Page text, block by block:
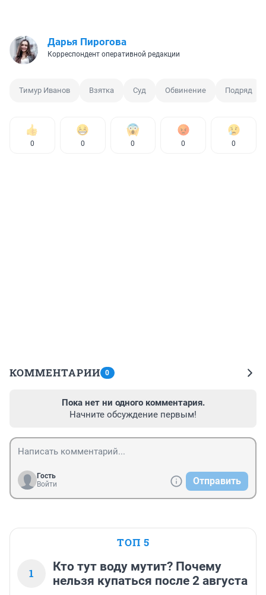
Дарья Пирогова
Корреспондент оперативной редакции
Тимур Иванов Взятка Суд Обвинение Подряд
0 0 0 0 0
КОММЕНТАРИИ 0
Пока нет ни одного комментария.
Начните обсуждение первым!
Гость
Войти
Отправить
ТОП 5
1
Кто тут воду мутит? Почему
нельзя купаться после 2 августа